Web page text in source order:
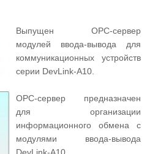
Выпущен OPC-сервер
модулей ввода-вывода для
коммуникационных устройств
серии DevLink-A10.
OPC-сервер предназначен
для организации
информационного обмена с
модулями ввода-вывода